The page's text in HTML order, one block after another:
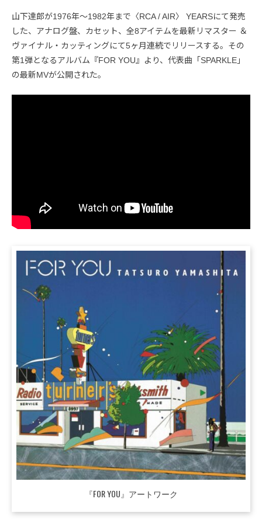
山下達郎が1976年～1982年まで〈RCA / AIR〉 YEARSにて発売
した、アナログ盤、カセット、全8アイテムを最新リマスター ＆
ヴァイナル・カッティングにて5ヶ月連続でリリースする。その
第1弾となるアルバム『FOR YOU』より、代表曲「SPARKLE」
の最新MVが公開された。
『FOR YOU』アートワーク